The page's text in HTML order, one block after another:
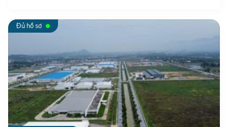
Đủ hồ sơ